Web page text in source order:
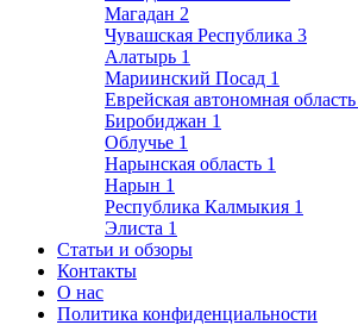
Магадан 2
Чувашская Республика 3
Алатырь 1
Мариинский Посад 1
Еврейская автономная область
Биробиджан 1
Облучье 1
Нарынская область 1
Нарын 1
Республика Калмыкия 1
Элиста 1
Статьи и обзоры
Контакты
О нас
Политика конфиденциальности